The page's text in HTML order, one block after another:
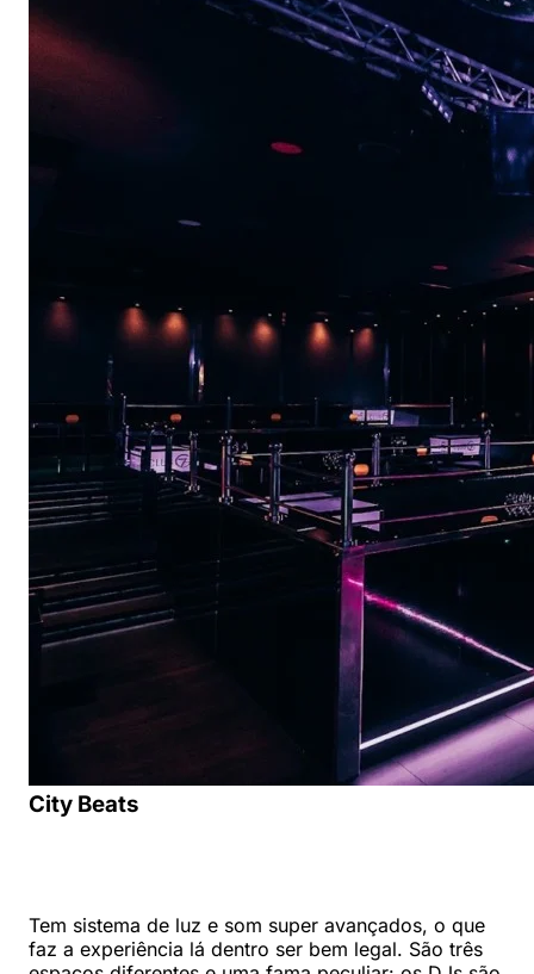
City Beats
Tem sistema de luz e som super avançados, o que
faz a experiência lá dentro ser bem legal. São três